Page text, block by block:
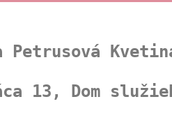
Petrusová
13, Dom